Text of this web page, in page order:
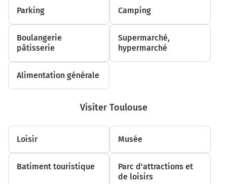
Continuer A62 E72 sur 55 kilomètres
2,8 km
Sortir et rejoindre E72. Continuer sur 450 mètres
Périphérique extérieur
Parking Camping
Boulangerie
pâtisserie
Supermarché,
hypermarché
Alimentation générale
Visiter Toulouse
Loisir Musée
Batiment touristique
Parc d'attractions et
de loisirs